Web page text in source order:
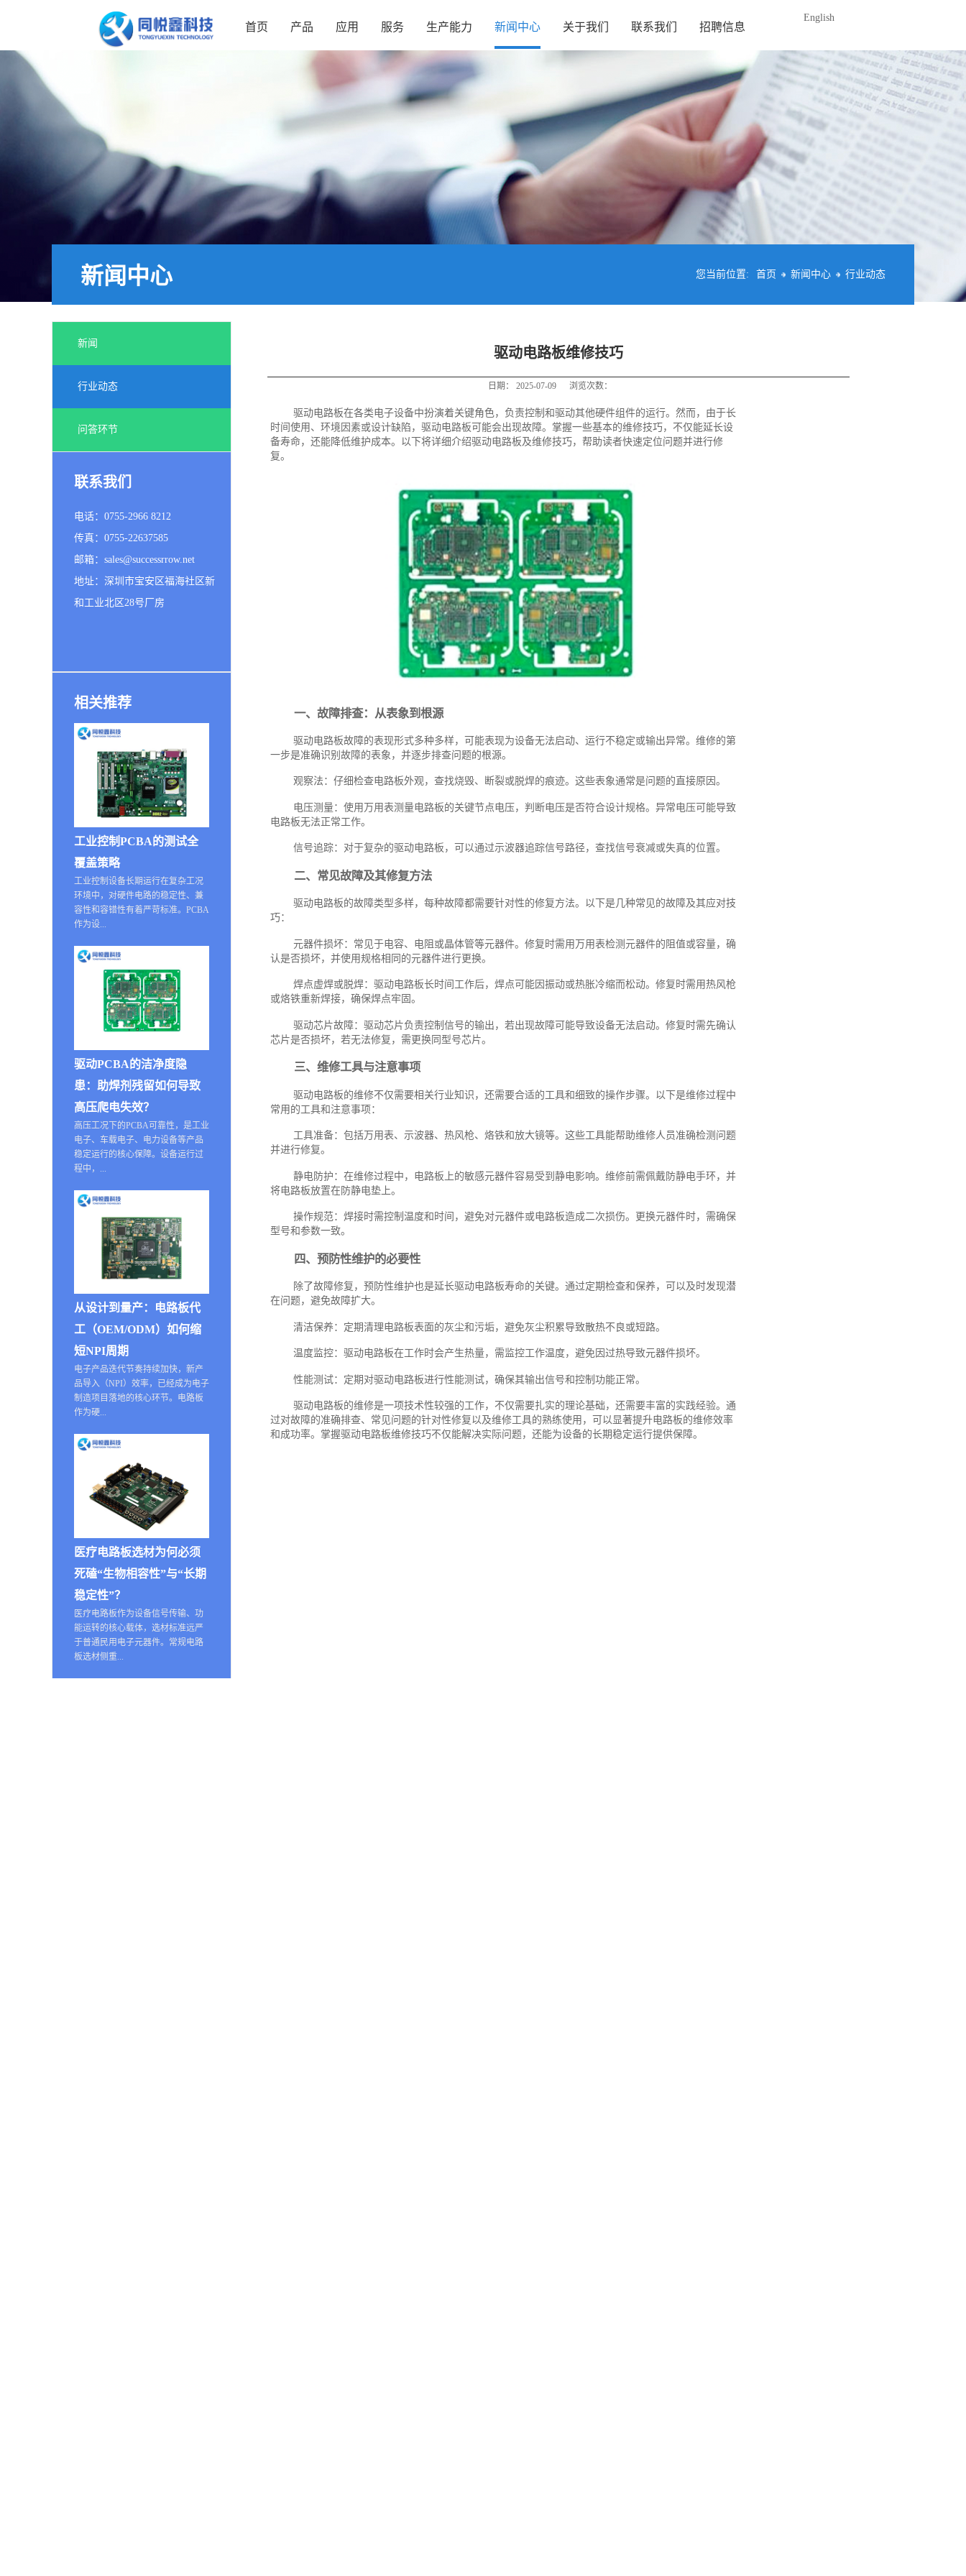
首页 产品 应用 服务 生产能力 新闻中心 关于我们 联系我们 招聘信息
English
您当前位置: 首页 新闻中心 行业动态
新闻中心
新闻
行业动态
问答环节
联系我们
电话：0755-2966 8212
传真：0755-22637585
邮箱：sales@successrrow.net
地址：深圳市宝安区福海社区新
和工业北区28号厂房
相关推荐
工业控制PCBA的测试全
覆盖策略
工业控制设备长期运行在复杂工况
环境中，对硬件电路的稳定性、兼
容性和容错性有着严苛标准。PCBA
作为设...
驱动PCBA的洁净度隐
患：助焊剂残留如何导致
高压爬电失效？
高压工况下的PCBA可靠性，是工业
电子、车载电子、电力设备等产品
稳定运行的核心保障。设备运行过
程中，...
从设计到量产：电路板代
工（OEM/ODM）如何缩
短NPI周期
电子产品迭代节奏持续加快，新产
品导入（NPI）效率，已经成为电子
制造项目落地的核心环节。电路板
作为硬...
医疗电路板选材为何必须
死磕“生物相容性”与“长期
稳定性”？
医疗电路板作为设备信号传输、功
能运转的核心载体，选材标准远严
于普通民用电子元器件。常规电路
板选材侧重...
驱动电路板维修技巧
日期： 2025-07-09 浏览次数：
驱动电路板在各类电子设备中扮演着关键角色，负责控制和驱动其他硬件组件的运行。然而，由于长
时间使用、环境因素或设计缺陷，驱动电路板可能会出现故障。掌握一些基本的维修技巧，不仅能延长设
备寿命，还能降低维护成本。以下将详细介绍驱动电路板及维修技巧，帮助读者快速定位问题并进行修
复。
一、故障排查：从表象到根源
驱动电路板故障的表现形式多种多样，可能表现为设备无法启动、运行不稳定或输出异常。维修的第
一步是准确识别故障的表象，并逐步排查问题的根源。
观察法：仔细检查电路板外观，查找烧毁、断裂或脱焊的痕迹。这些表象通常是问题的直接原因。
电压测量：使用万用表测量电路板的关键节点电压，判断电压是否符合设计规格。异常电压可能导致
电路板无法正常工作。
信号追踪：对于复杂的驱动电路板，可以通过示波器追踪信号路径，查找信号衰减或失真的位置。
二、常见故障及其修复方法
驱动电路板的故障类型多样，每种故障都需要针对性的修复方法。以下是几种常见的故障及其应对技
巧：
元器件损坏：常见于电容、电阻或晶体管等元器件。修复时需用万用表检测元器件的阻值或容量，确
认是否损坏，并使用规格相同的元器件进行更换。
焊点虚焊或脱焊：驱动电路板长时间工作后，焊点可能因振动或热胀冷缩而松动。修复时需用热风枪
或烙铁重新焊接，确保焊点牢固。
驱动芯片故障：驱动芯片负责控制信号的输出，若出现故障可能导致设备无法启动。修复时需先确认
芯片是否损坏，若无法修复，需更换同型号芯片。
三、维修工具与注意事项
驱动电路板的维修不仅需要相关行业知识，还需要合适的工具和细致的操作步骤。以下是维修过程中
常用的工具和注意事项：
工具准备：包括万用表、示波器、热风枪、烙铁和放大镜等。这些工具能帮助维修人员准确检测问题
并进行修复。
静电防护：在维修过程中，电路板上的敏感元器件容易受到静电影响。维修前需佩戴防静电手环，并
将电路板放置在防静电垫上。
操作规范：焊接时需控制温度和时间，避免对元器件或电路板造成二次损伤。更换元器件时，需确保
型号和参数一致。
四、预防性维护的必要性
除了故障修复，预防性维护也是延长驱动电路板寿命的关键。通过定期检查和保养，可以及时发现潜
在问题，避免故障扩大。
清洁保养：定期清理电路板表面的灰尘和污垢，避免灰尘积累导致散热不良或短路。
温度监控：驱动电路板在工作时会产生热量，需监控工作温度，避免因过热导致元器件损坏。
性能测试：定期对驱动电路板进行性能测试，确保其输出信号和控制功能正常。
驱动电路板的维修是一项技术性较强的工作，不仅需要扎实的理论基础，还需要丰富的实践经验。通
过对故障的准确排查、常见问题的针对性修复以及维修工具的熟练使用，可以显著提升电路板的维修效率
和成功率。掌握驱动电路板维修技巧不仅能解决实际问题，还能为设备的长期稳定运行提供保障。